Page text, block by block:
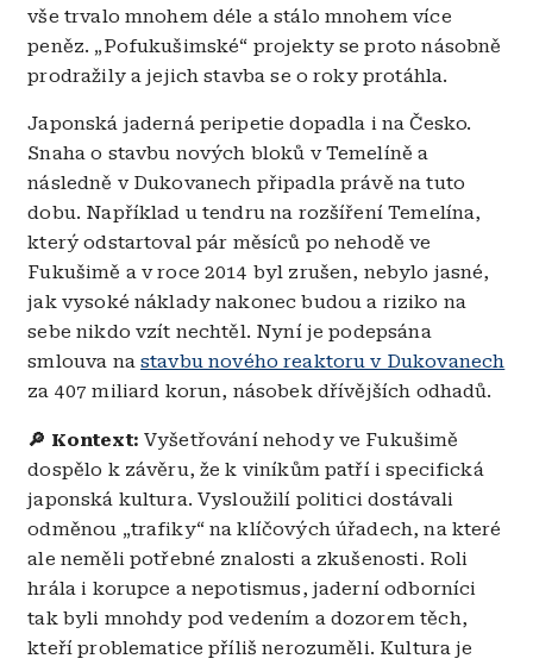
vše trvalo mnohem déle a stálo mnohem více
peněz. „Pofukušimské“ projekty se proto násobně
prodražily a jejich stavba se o roky protáhla.
Japonská jaderná peripetie dopadla i na Česko.
Snaha o stavbu nových bloků v Temelíně a
následně v Dukovanech připadla právě na tuto
dobu. Například u tendru na rozšíření Temelína,
který odstartoval pár měsíců po nehodě ve
Fukušimě a v roce 2014 byl zrušen, nebylo jasné,
jak vysoké náklady nakonec budou a riziko na
sebe nikdo vzít nechtěl. Nyní je podepsána
smlouva na stavbu nového reaktoru v Dukovanech
za 407 miliard korun, násobek dřívějších odhadů.
🔎 Kontext: Vyšetřování nehody ve Fukušimě
dospělo k závěru, že k viníkům patří i specifická
japonská kultura. Vysloužilí politici dostávali
odměnou „trafiky“ na klíčových úřadech, na které
ale neměli potřebné znalosti a zkušenosti. Roli
hrála i korupce a nepotismus, jaderní odborníci
tak byli mnohdy pod vedením a dozorem těch,
kteří problematice příliš nerozuměli. Kultura je